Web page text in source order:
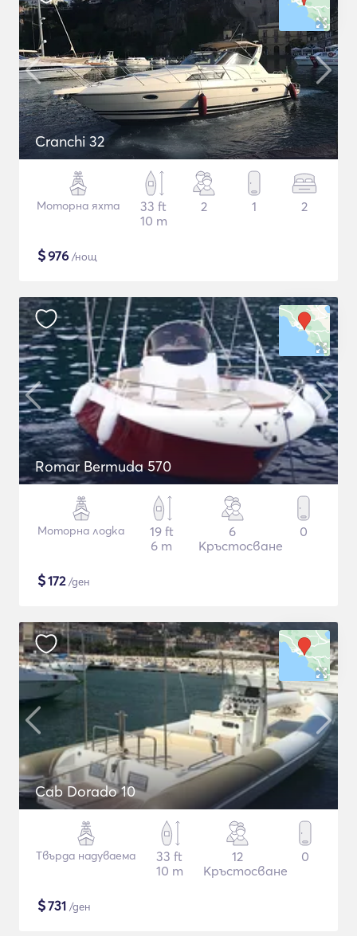
Cranchi 32
Моторна яхта
33 ft
10 m
2 1 2
$976 /нощ
Romar Bermuda 570
Моторна лодка
19 ft
6 m
6
Кръстосване
0
$172/ден
Cab Dorado 10
Твърда надуваема
33 ft
10 m
12
Кръстосване
0
$731 /ден